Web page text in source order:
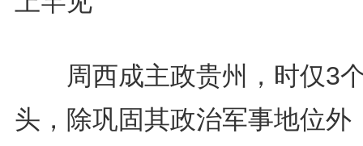
周西成主政贵州，时仅3
头，除巩固其政治军事地位外